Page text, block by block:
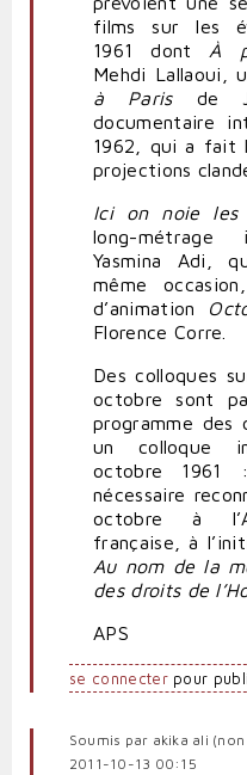
films sur les
1961 dont À
Mehdi Lallaoui,
à Parisde
documentaire
1962, qui a fait
projections
Ici on noie les
long-
Yasmina Adi,
même
d’animation
Florence Corre.
Des colloques
octobre sont
programme des
un colloque
octobre
nécessaire
octobre à
française, à
Au nom de la
des droits de
APS
se connecterpour
Soumis par akika ali
2011-10-13 00:15